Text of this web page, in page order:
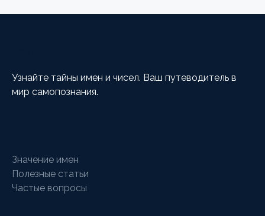
Узнайте тайны имен и чисел. Ваш путеводитель в
мир самопознания.
Значение имен
Полезные статьи
Частые вопросы